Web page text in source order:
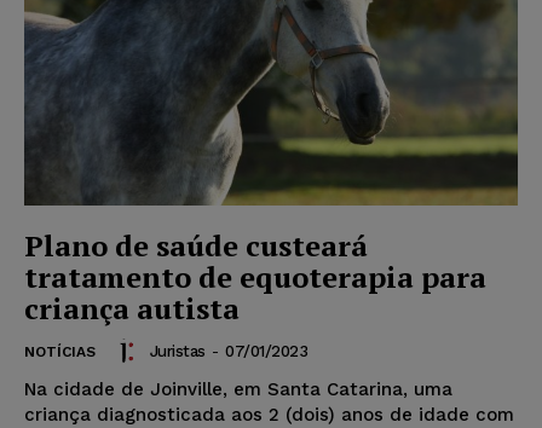
Plano de saúde custeará
tratamento de equoterapia para
criança autista
NOTÍCIAS Juristas - 07/01/2023
Na cidade de Joinville, em Santa Catarina, uma
criança diagnosticada aos 2 (dois) anos de idade com